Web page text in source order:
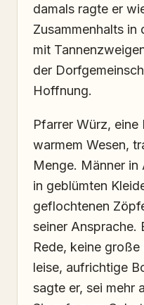
damals ragte er
Zusammenhalts in
mit
der
Hoffnung.
Pfarrer Würz,
warmem Wesen,
Menge. Männer in
in geblümten
geflochtenen
seiner Ansprache.
Rede, keine
leise, aufrichtige
sagte er, sei mehr